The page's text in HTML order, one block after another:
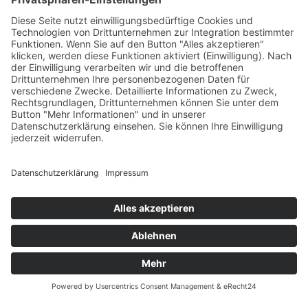
Zurück
Kitas
Übersicht
Über uns
Struktur
Team
Suche nach neuen Fachkräften
Für Eltern
Kita-Gespräche
Ausbildung
Bewerben
Datenschutz